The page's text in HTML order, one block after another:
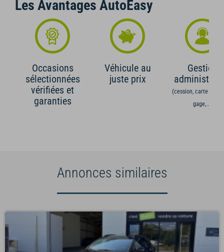
Les Avantages AutoEasy
Occasions
sélectionnées
vérifiées et
garanties
Véhicule au
juste prix
Gestion
(cession, carte grise,
gage,...)
Annonces similaires